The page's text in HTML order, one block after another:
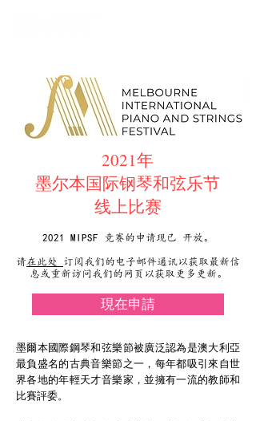
2021年
墨尔本国际钢琴和弦乐节
线上比赛
2021 MIPSF 竞赛的申请现已 开放。
请在此处 订阅我们的电子邮件通讯以获取最新信
息或重新访问我们的网页以获取更多更新。
現在申請
墨爾本國際鋼琴和弦樂節被廣泛認為是澳大利亞
最負盛名的古典音樂節之一，每年都吸引來自世
界各地的年輕天才音樂家，並擁有一流的教師和
比賽評委。